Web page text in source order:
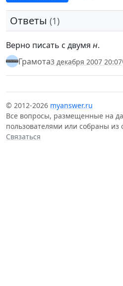
Ответы (1)
Верно писать с двумя н.
Грамота3 декабря 2007 20:07
© 2012-2026 myanswer.ru
Все вопросы, размещенные на
пользователями или собраны из
Связаться